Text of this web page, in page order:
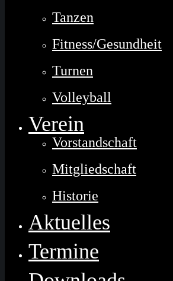
Tanzen
Fitness/Gesundheit
Turnen
Volleyball
Verein
Vorstandschaft
Mitgliedschaft
Historie
Aktuelles
Termine